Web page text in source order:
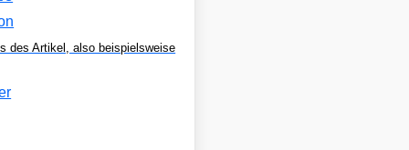
des Artikel, also beispielsweise